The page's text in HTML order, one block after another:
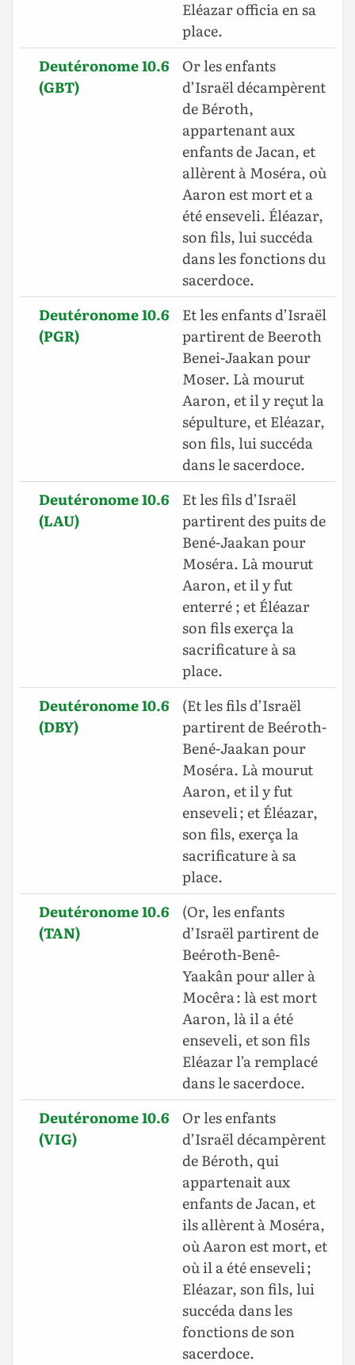
Eléazar officia en sa
place.
Deutéronome 10.6
(GBT)
Or les enfants
d’Israël décampèrent
de Béroth,
appartenant aux
enfants de Jacan, et
allèrent à Moséra, où
Aaron est mort et a
été enseveli. Éléazar,
son fils, lui succéda
dans les fonctions du
sacerdoce.
Deutéronome 10.6
(PGR)
Et les enfants d’Israël
partirent de Beeroth
Benei-Jaakan pour
Moser. Là mourut
Aaron, et il y reçut la
sépulture, et Eléazar,
son fils, lui succéda
dans le sacerdoce.
Deutéronome 10.6
(LAU)
Et les fils d’Israël
partirent des puits de
Bené-Jaakan pour
Moséra. Là mourut
Aaron, et il y fut
enterré ; et Éléazar
son fils exerça la
sacrificature à sa
place.
Deutéronome 10.6
(DBY)
(Et les fils d’Israël
partirent de Beéroth-
Bené-Jaakan pour
Moséra. Là mourut
Aaron, et il y fut
enseveli ; et Éléazar,
son fils, exerça la
sacrificature à sa
place.
Deutéronome 10.6
(TAN)
(Or, les enfants
d’Israël partirent de
Beéroth-Benê-
Yaakân pour aller à
Mocêra : là est mort
Aaron, là il a été
enseveli, et son fils
Eléazar l’a remplacé
dans le sacerdoce.
Deutéronome 10.6
(VIG)
Or les enfants
d’Israël décampèrent
de Béroth, qui
appartenait aux
enfants de Jacan, et
ils allèrent à Moséra,
où Aaron est mort, et
où il a été enseveli ;
Eléazar, son fils, lui
succéda dans les
fonctions de son
sacerdoce.